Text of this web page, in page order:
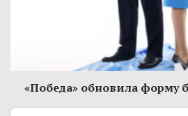
«Победа» обновила форму